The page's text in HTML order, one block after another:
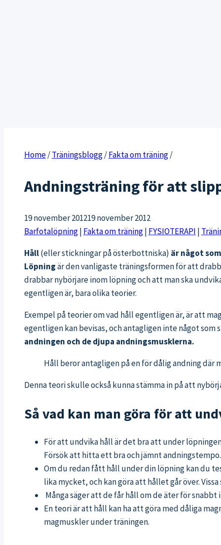
Home/Träningsblogg/Fakta om träning/
Andningsträning för att
19 november 201219 november 2012
Barfotalöpning| Fakta om träning| FYSIOTERAPI |
Håll(eller stickningar på österbottniska) är något
Löpningär den vanligaste träningsformen för att
drabbar nybörjare inom löpning och att man ska
egentligen är, bara olika teorier.
Exempel på teorier om vad håll egentligen är, är att
egentligen kan bevisas, och antagligen inte något som
andningen och de djupa andningsmusklerna.
Håll beror antagligen på en för dålig andning
Denna teori skulle också kunna stämma in på att
Så vad kan man göra för att
För att undvika håll är det bra att under
Försök att hitta ett bra och jämnt andningstempo.
Om du redan fått håll under din löpning kan du
lika mycket, och kan göra att hållet går över.
Många säger att de får håll om de äter för
En teori är att håll kan ha att göra med dåliga
magmuskler under träningen.